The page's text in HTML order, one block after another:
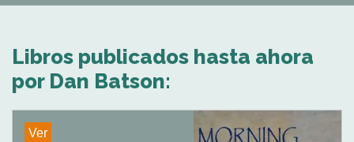
Libros publicados hasta ahora
por Dan Batson:
Ver